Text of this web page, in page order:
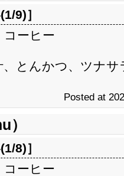
9)］
コーヒー
、とんかつ、ツナサ
Posted at
）
8)］
コーヒー